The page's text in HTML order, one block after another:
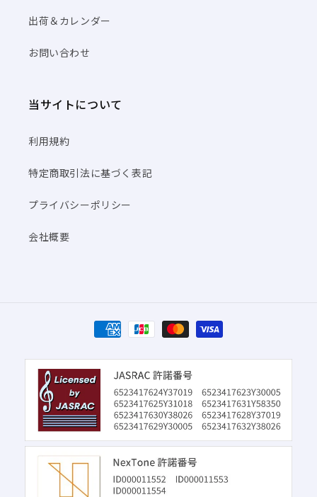
出荷＆カレンダー
お問い合わせ
当サイトについて
利用規約
特定商取引法に基づく表記
プライバシーポリシー
会社概要
決
済
方
法